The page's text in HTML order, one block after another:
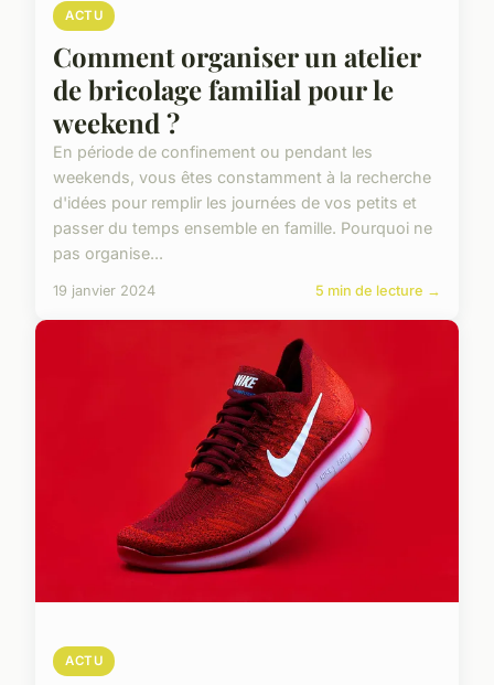
ACTU
Comment organiser un atelier
de bricolage familial pour le
weekend ?
En période de confinement ou pendant les
weekends, vous êtes constamment à la recherche
d'idées pour remplir les journées de vos petits et
passer du temps ensemble en famille. Pourquoi ne
pas organise...
19 janvier 2024 5 min de lecture →
ACTU